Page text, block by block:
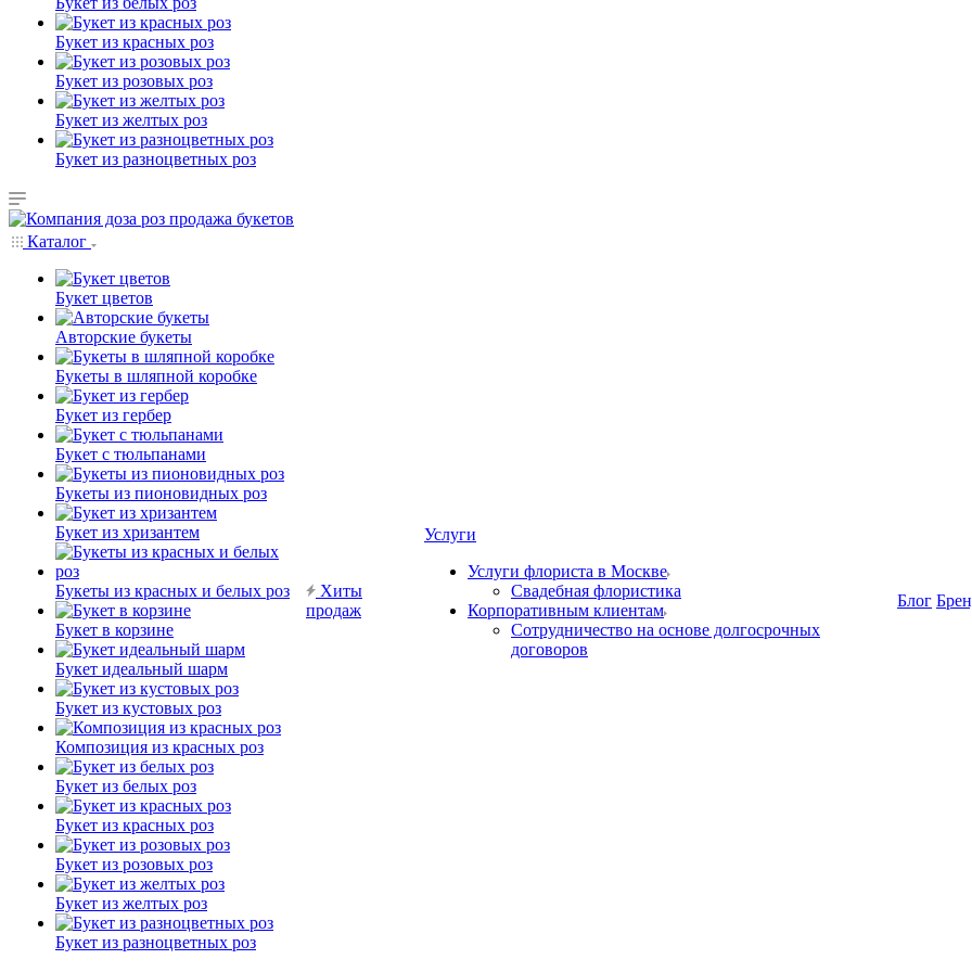
Букет из красных роз
Букет из розовых роз
Букет из желтых роз
Букет из разноцветных роз
Каталог
Букет цветов
Авторские букеты
Букеты в шляпной коробке
Букет из гербер
Букет с тюльпанами
Букеты из пионовидных роз
Букет из хризантем
Букеты из красных и белых роз
Букет в корзине
Букет идеальный шарм
Букет из кустовых роз
Композиция из красных роз
Букет из белых роз
Букет из красных роз
Букет из розовых роз
Букет из желтых роз
Букет из разноцветных роз
Хиты
продаж
Услуги
Услуги флориста в Москве
Свадебная флористика
Корпоративным клиентам
Сотрудничество на основе долгосрочных
договоров
Блог